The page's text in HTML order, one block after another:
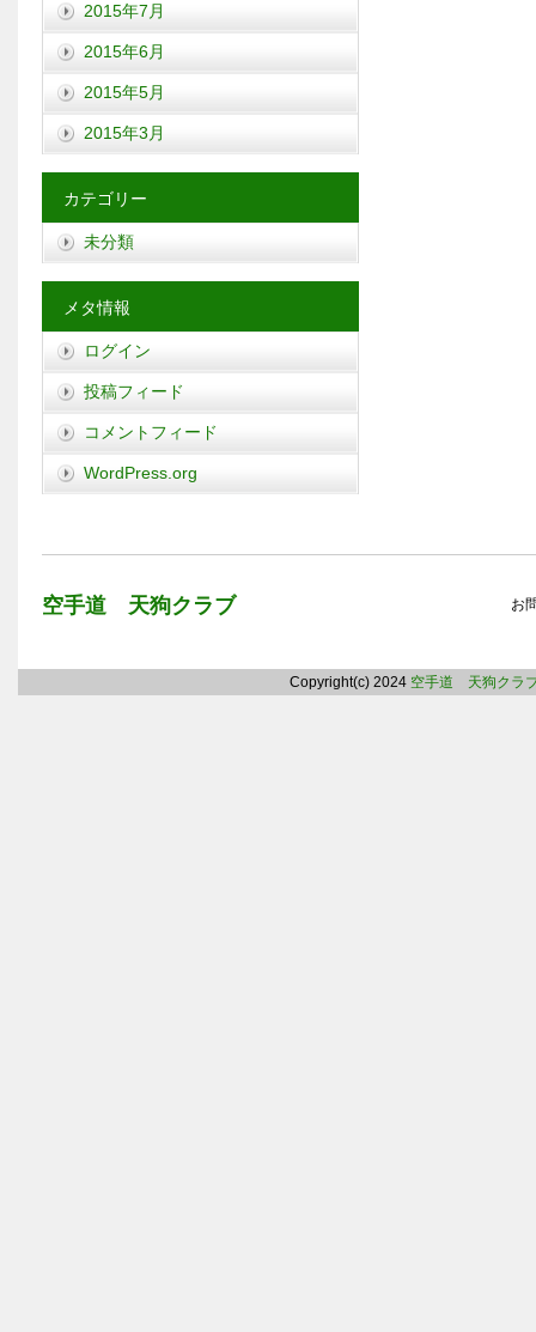
2015年7月
2015年6月
2015年5月
2015年3月
カテゴリー
未分類
メタ情報
ログイン
投稿フィード
コメントフィード
WordPress.org
空手道 天狗クラブ お
Copyright(c) 2024 空手道 天狗クラ